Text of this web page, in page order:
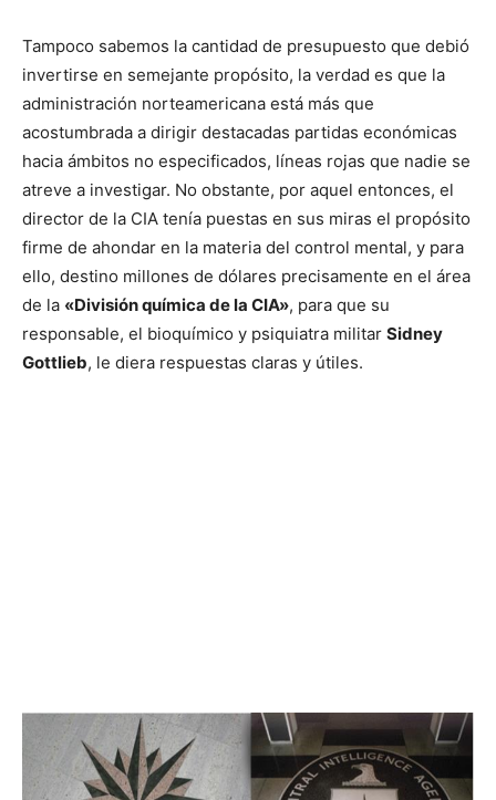
Tampoco sabemos la cantidad de presupuesto que debió
invertirse en semejante propósito, la verdad es que la
administración norteamericana está más que
acostumbrada a dirigir destacadas partidas económicas
hacia ámbitos no especificados, líneas rojas que nadie se
atreve a investigar. No obstante, por aquel entonces, el
director de la CIA tenía puestas en sus miras el propósito
firme de ahondar en la materia del control mental, y para
ello, destino millones de dólares precisamente en el área
de la «División química de la CIA», para que su
responsable, el bioquímico y psiquiatra militar Sidney
Gottlieb, le diera respuestas claras y útiles.